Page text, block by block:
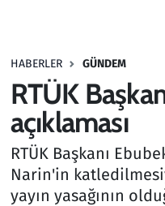
HABERLER GÜNDEM
RTÜK
açıklaması
RTÜK Başkanı
Narin'in
yayın yasağının
Haber
Kültür Sanat
Kurumsal Haberler
Lezzet Durağı